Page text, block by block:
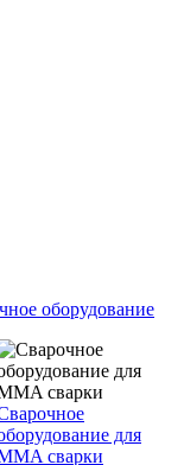
оборудование
для
сварки